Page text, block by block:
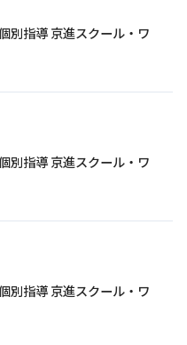
別指導 京進スクール・ワ
別指導 京進スクール・ワ
別指導 京進スクール・ワ